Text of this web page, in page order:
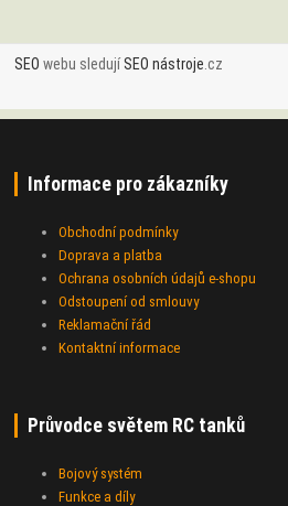
SEO webu sledujíSEO nástroje.cz
Informace pro zákazníky
Obchodní podmínky
Doprava a platba
Ochrana osobních údajů e-shopu
Odstoupení od smlouvy
Reklamační řád
Kontaktní informace
Průvodce světem RC tanků
Bojový systém
Funkce a díly